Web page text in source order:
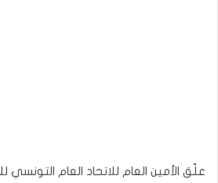
علّق الأمين العام للاتحاد العام التونسي